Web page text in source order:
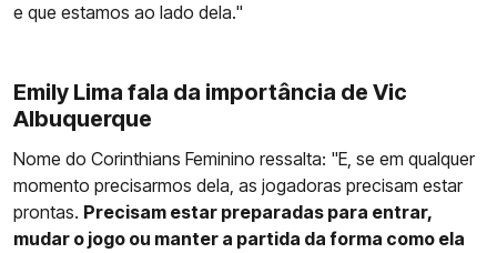
e que estamos ao lado dela."
Emily Lima fala da importância de Vic
Albuquerque
Nome do Corinthians Feminino ressalta: "E, se em qualquer
momento precisarmos dela, as jogadoras precisam estar
prontas. Precisam estar preparadas para entrar,
mudar o jogo ou manter a partida da forma como ela